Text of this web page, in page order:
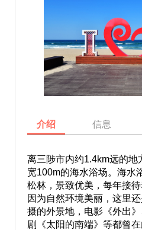
介绍 信息
离三陟市内约1.4km远的地
宽100m的海水浴场。海水
松林，景致优美，每年接待
因为自然环境美丽，这里
摄的外景地，电影《外出
剧《太阳的南端》等都曾